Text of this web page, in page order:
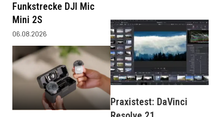
Funkstrecke DJI Mic
Mini 2S
06.08.2026
Praxistest: DaVinci